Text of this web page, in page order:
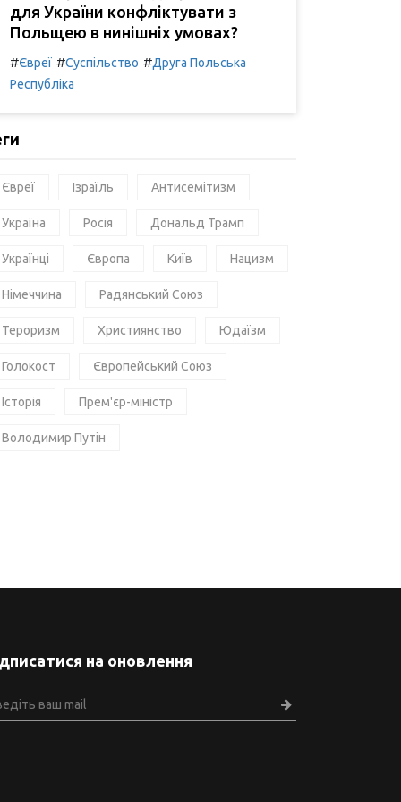
для України конфліктувати з
Польщею в нинішніх умовах?
#Євреї #Суспільство #Друга Польська
Республіка
Євреї Ізраїль Антисемітизм
Україна Росія Дональд Трамп
Українці Європа Київ Нацизм
Німеччина Радянський Союз
Тероризм Християнство Юдаїзм
Голокост Європейський Союз
Історія Прем'єр-міністр
Володимир Путін
на оновлення